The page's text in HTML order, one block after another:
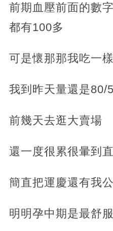
前期血壓前面的數
都有100多
可是懷那那我吃一
我到昨天量還是80/
前幾天去逛大賣場
還一度很累很暈到
簡直把運慶還有我
明明孕中期是最舒